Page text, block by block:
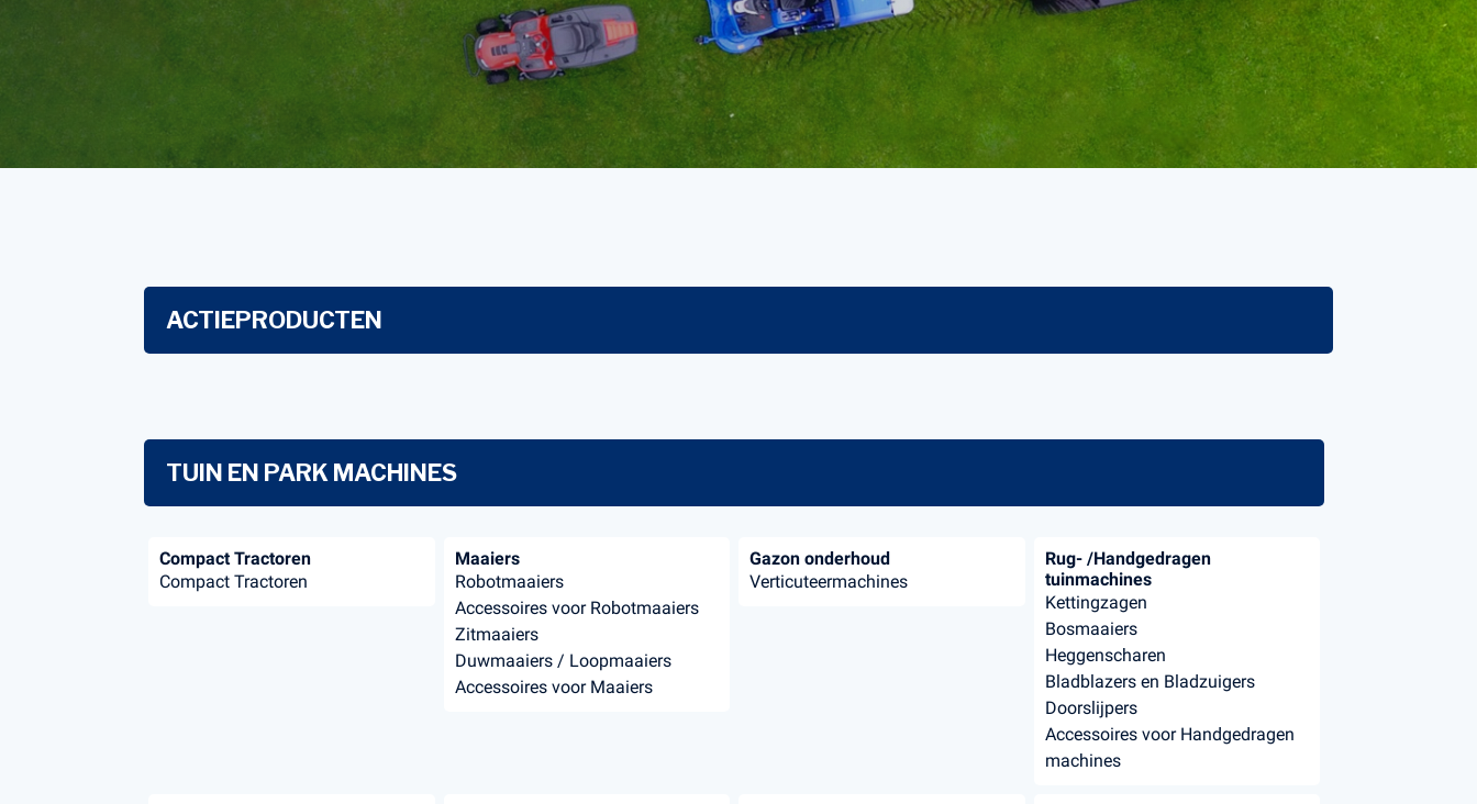
Persoonlijke Beschermings Middelen
Helmen
Accu's en Laders
Husqvarna Aspire Accu's en Laders
Husqvarna BLI-X (36V) Accu's en Laders
Brandstof en Smeermiddelen
Handgereedschappen
Carburateurgereedschap
Combi-gereedschap
ACTIEPRODUCTEN
TUIN EN PARK MACHINES
Compact Tractoren
Compact Tractoren
Maaiers
Robotmaaiers
Accessoires voor Robotmaaiers
Zitmaaiers
Duwmaaiers / Loopmaaiers
Accessoires voor Maaiers
Gazon onderhoud
Verticuteermachines
Rug- /Handgedragen
tuinmachines
Kettingzagen
Bosmaaiers
Heggenscharen
Bladblazers en Bladzuigers
Doorslijpers
Accessoires voor Handgedragen
machines